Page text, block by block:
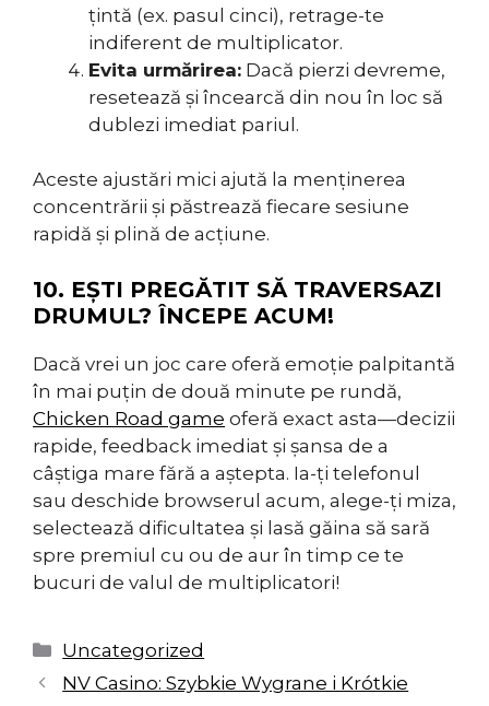
țintă (ex. pasul cinci), retrage-te
indiferent de multiplicator.
Evita urmărirea: Dacă pierzi devreme,
resetează și încearcă din nou în loc să
dublezi imediat pariul.
Aceste ajustări mici ajută la menținerea
concentrării și păstrează fiecare sesiune
rapidă și plină de acțiune.
10. EȘTI PREGĂTIT SĂ TRAVERSAZI
DRUMUL? ÎNCEPE ACUM!
Dacă vrei un joc care oferă emoție palpitantă
în mai puțin de două minute pe rundă,
Chicken Road game oferă exact asta—decizii
rapide, feedback imediat și șansa de a
câștiga mare fără a aștepta. Ia-ți telefonul
sau deschide browserul acum, alege-ți miza,
selectează dificultatea și lasă găina să sară
spre premiul cu ou de aur în timp ce te
bucuri de valul de multiplicatori!
Categorías
Uncategorized
NV Casino: Szybkie Wygrane i Krótkie